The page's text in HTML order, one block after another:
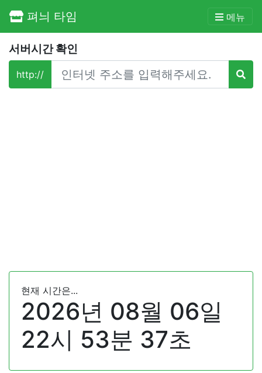
펴늬 타임 메뉴
서버시간 확인
http://
현재 시간은...
2026년 08월 06일
22시 53분 38초